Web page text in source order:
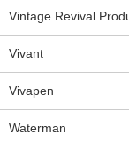
Vintage Revival
Vivant
Vivapen
Waterman